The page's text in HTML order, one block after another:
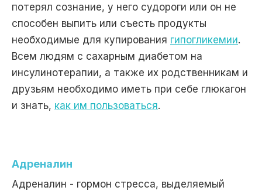
потерял сознание, у него судороги или он не
способен выпить или съесть продукты
необходимые для купирования гипогликемии.
Всем людям с сахарным диабетом на
инсулинотерапии, а также их родственникам и
друзьям необходимо иметь при себе глюкагон
и знать, как им пользоваться.
Адреналин
Адреналин - гормон стресса, выделяемый